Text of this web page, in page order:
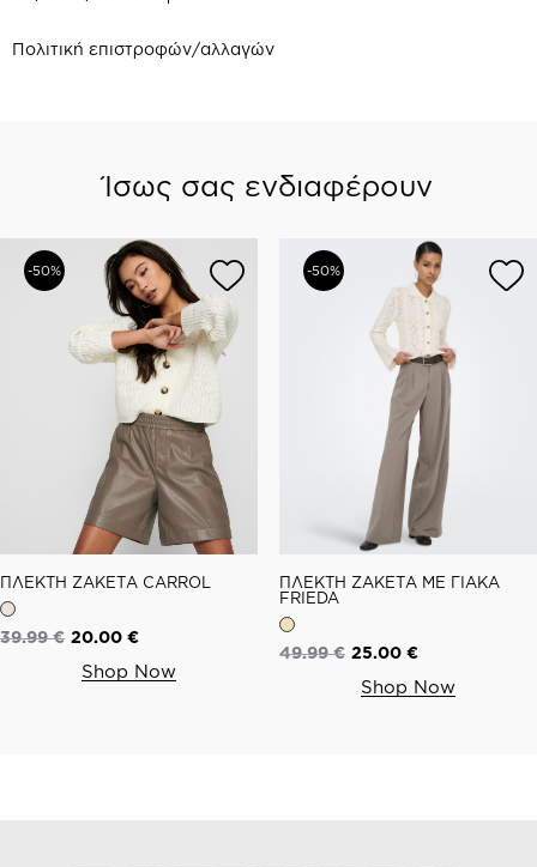
Πολιτική επιστροφών/αλλαγών
Ίσως σας ενδιαφέρουν
-50%
ΠΛΕΚΤΗ ΖΑΚΕΤΑ CARROL
39.99€ 20.00 €
Shop Now
-50%
ΠΛΕΚΤΗ ΖΑΚΕΤΑ ΜΕ ΓΙΑΚΑ
FRIEDA
49.99€ 25.00 €
Shop Now